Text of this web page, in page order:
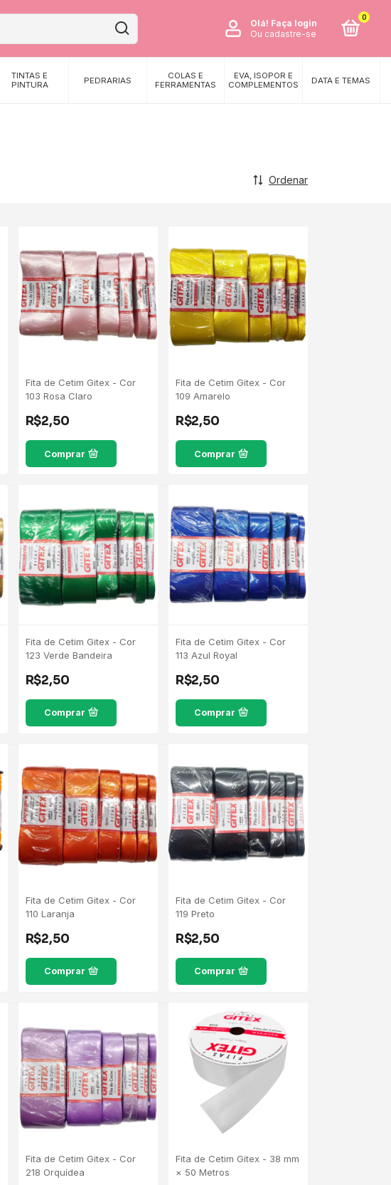
Olá! Faça login
Ou cadastre-se
0
TINTAS E
PINTURA
PEDRARIAS
COLAS E
FERRAMENTAS
EVA, ISOPOR E
COMPLEMENTOS
DATA E TEMAS
Ordenar
Fita de Cetim Gitex - Cor
103 Rosa Claro
R$2,50
Comprar
Fita de Cetim Gitex - Cor
109 Amarelo
R$2,50
Comprar
Fita de Cetim Gitex - Cor
123 Verde Bandeira
R$2,50
Comprar
Fita de Cetim Gitex - Cor
113 Azul Royal
R$2,50
Comprar
Fita de Cetim Gitex - Cor
110 Laranja
R$2,50
Comprar
Fita de Cetim Gitex - Cor
119 Preto
R$2,50
Comprar
Fita de Cetim Gitex - Cor
218 Orquídea
Fita de Cetim Gitex - 38 mm
× 50 Metros